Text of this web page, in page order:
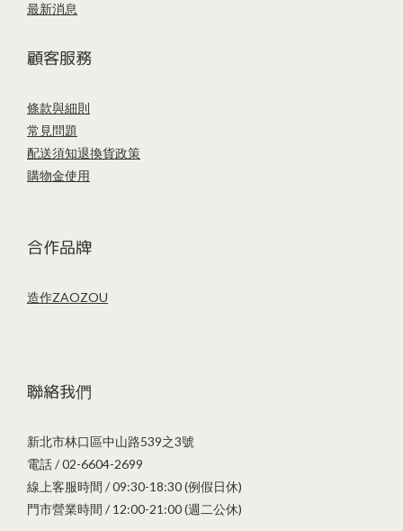
最新消息
顧客服務
條款與細則
常見問題
配送須知退換貨政策
購物金使用
合作品牌
造作ZAOZOU
聯絡我們
新北市林口區中山路539之3號
電話 / 02-6604-2699
線上客服時間 / 09:30-18:30 (例假日休)
門市營業時間 / 12:00-21:00 (週二公休)